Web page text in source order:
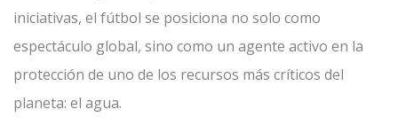
iniciativas, el fútbol se posiciona no solo como
espectáculo global, sino como un agente activo en la
protección de uno de los recursos más críticos del
planeta: el agua.